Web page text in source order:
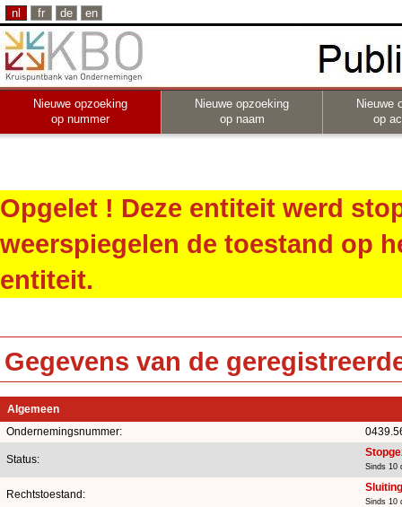
nl fr de en
Nieuwe opzoeking
op nummer
Nieuwe opzoeking
op naam
Nieuwe
op
Opgelet ! Deze entiteit werd
weerspiegelen de toestand op
entiteit.
Gegevens van de
Algemeen
Ondernemingsnummer:
Status:
Sinds 10
Rechtstoestand:
Sinds 10